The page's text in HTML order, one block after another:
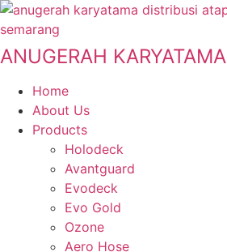
Skip
to
content
ANUGERAH KARYATAMA
Home
About Us
Products
Holodeck
Avantguard
Evodeck
Evo Gold
Ozone
Aero Hose